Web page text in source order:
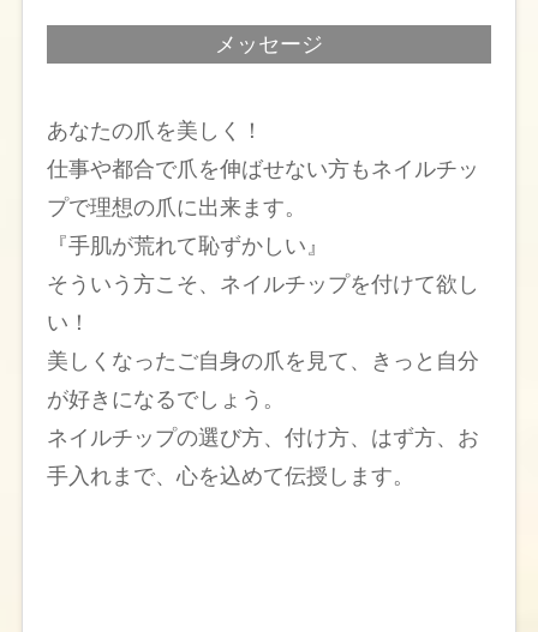
メッセージ
あなたの爪を美しく！
仕事や都合で爪を伸ばせない方もネイルチッ
プで理想の爪に出来ます。
『手肌が荒れて恥ずかしい』
そういう方こそ、ネイルチップを付けて欲し
い！
美しくなったご自身の爪を見て、きっと自分
が好きになるでしょう。
ネイルチップの選び方、付け方、はず方、お
手入れまで、心を込めて伝授します。